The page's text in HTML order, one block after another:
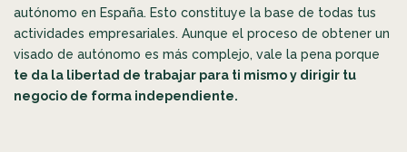
autónomo en España. Esto constituye la base de todas tus
actividades empresariales. Aunque el proceso de obtener un
visado de autónomo es más complejo, vale la pena porque
te da la libertad de trabajar para ti mismo y dirigir tu
negocio de forma independiente.